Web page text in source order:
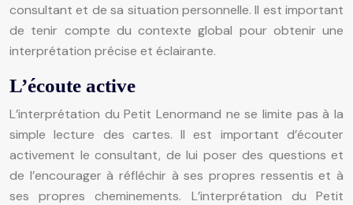
consultant et de sa situation personnelle. Il est important
de tenir compte du contexte global pour obtenir une
interprétation précise et éclairante.
L’écoute active
L’interprétation du Petit Lenormand ne se limite pas à la
simple lecture des cartes. Il est important d’écouter
activement le consultant, de lui poser des questions et
de l’encourager à réfléchir à ses propres ressentis et à
ses propres cheminements. L’interprétation du Petit